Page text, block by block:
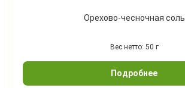
Орехово-чесночная соль
Вес нетто: 50 г
Подробнее